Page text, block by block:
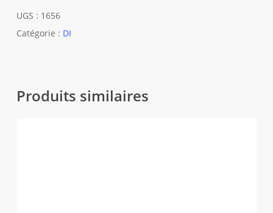
UGS : 1656
Catégorie : DI
Produits similaires